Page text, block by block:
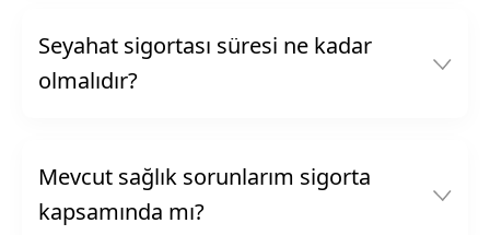
Seyahat sigortası süresi ne kadar
olmalıdır?
Mevcut sağlık sorunlarım sigorta
kapsamında mı?